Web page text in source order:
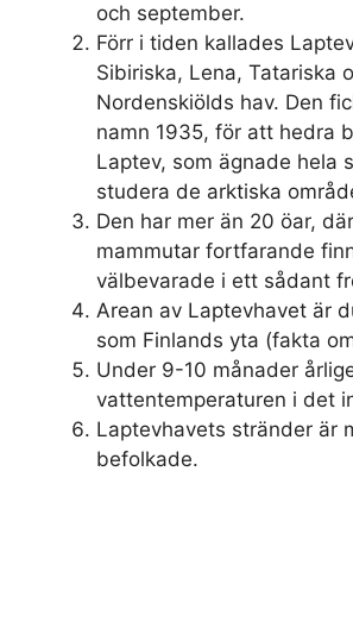
och september.
Förr i tiden kallades
Sibiriska, Lena, Tatariska
Nordenskiölds hav. Den
namn 1935, för att hedra
Laptev, som ägnade hela
studera de arktiska
Den har mer än 20 öar,
mammutar fortfarande
välbevarade i ett sådant
Arean av Laptevhavet är
som Finlands yta (fakta
Under 9-10 månader
vattentemperaturen i det
Laptevhavets stränder är
befolkade.